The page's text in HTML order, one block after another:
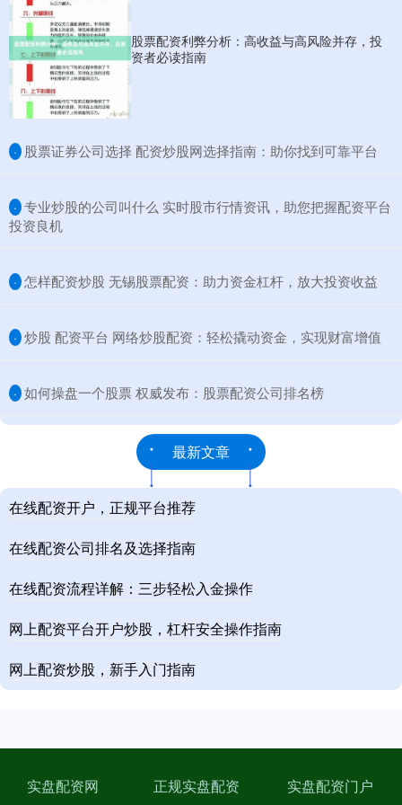
股票配资利弊分析：高收益与高风险并存，投
资者必读指南
· ​股票证券公司选择 配资炒股网选择指南：助你找到可靠平台
· ​专业炒股的公司叫什么 实时股市行情资讯，助您把握配资平台
投资良机
· ​怎样配资炒股 无锡股票配资：助力资金杠杆，放大投资收益
· ​炒股 配资平台 网络炒股配资：轻松撬动资金，实现财富增值
· ​如何操盘一个股票 权威发布：股票配资公司排名榜
最新文章
在线配资开户，正规平台推荐
在线配资公司排名及选择指南
在线配资流程详解：三步轻松入金操作
网上配资平台开户炒股，杠杆安全操作指南
网上配资炒股，新手入门指南
实盘配资网 正规实盘配资 实盘配资门户